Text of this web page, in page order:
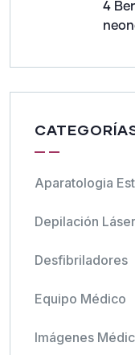
4
Aparatologia
Depilación Láser
Desfibriladores
Equipo Médico
Imágenes